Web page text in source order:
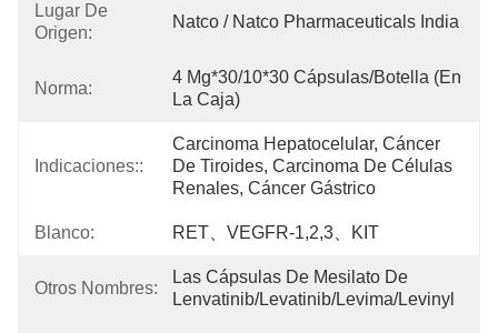
Lugar De
Origen:
Natco / Natco Pharmaceuticals India
Norma:
4 Mg*30/10*30 Cápsulas/botella (en
La Caja)
Indicaciones::
Carcinoma Hepatocelular, Cáncer
De Tiroides, Carcinoma De Células
Renales, Cáncer Gástrico
Blanco: RET、VEGFR-1,2,3、KIT
Otros Nombres:
Las Cápsulas De Mesilato De
Lenvatinib/levatinib/levima/levinyl